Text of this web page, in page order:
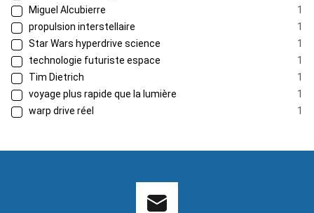
Miguel Alcubierre
1
propulsion interstellaire
1
Star Wars hyperdrive science
1
technologie futuriste espace
1
Tim Dietrich
1
voyage plus rapide que la lumière
1
warp drive réel
1